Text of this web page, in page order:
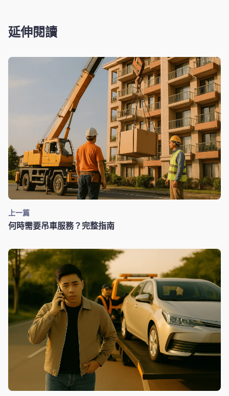
延伸閱讀
上一篇
何時需要吊車服務？完整指南